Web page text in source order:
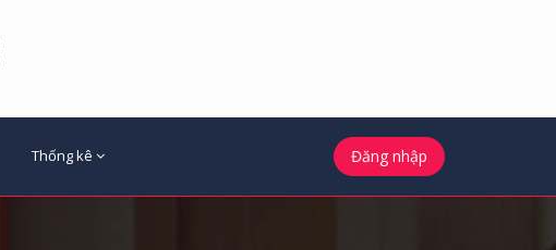
Thống kê Đăng nhập